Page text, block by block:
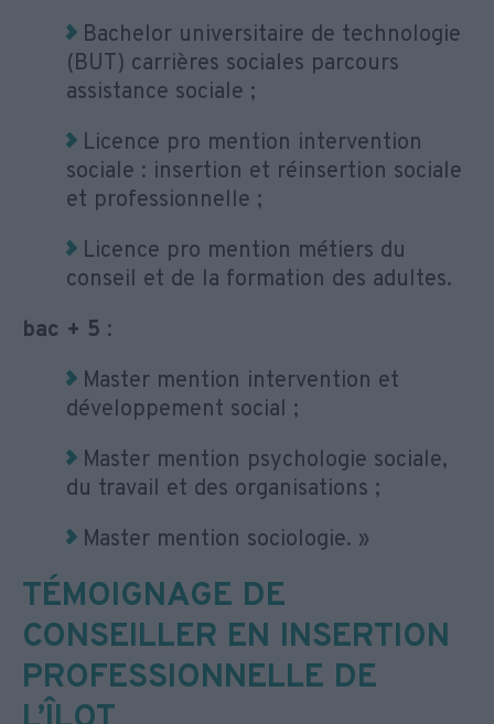
Bachelor universitaire de technologie
(BUT) carrières sociales parcours
assistance sociale ;
Licence pro mention intervention
sociale : insertion et réinsertion sociale
et professionnelle ;
Licence pro mention métiers du
conseil et de la formation des adultes.
bac + 5 :
Master mention intervention et
développement social ;
Master mention psychologie sociale,
du travail et des organisations ;
Master mention sociologie. »
TÉMOIGNAGE DE
CONSEILLER EN INSERTION
PROFESSIONNELLE DE